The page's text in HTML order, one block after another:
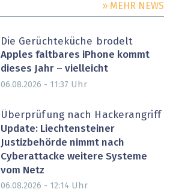
» MEHR NEWS
Die Gerüchteküche brodelt
Apples faltbares iPhone kommt
dieses Jahr – vielleicht
06.08.2026 - 11:37 Uhr
Überprüfung nach Hackerangriff
Update: Liechtensteiner
Justizbehörde nimmt nach
Cyberattacke weitere Systeme
vom Netz
06.08.2026 - 12:14 Uhr